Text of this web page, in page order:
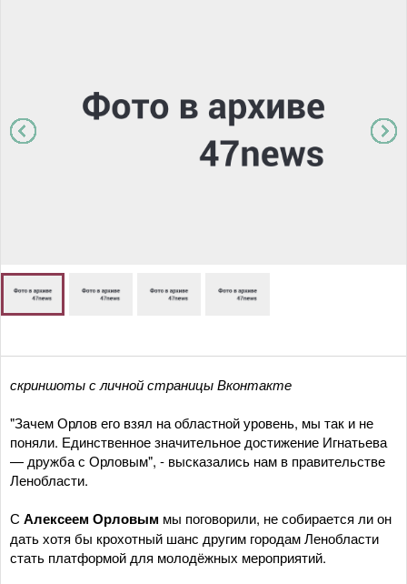
скриншоты с личной страницы Вконтакте
"Зачем Орлов его взял на областной уровень, мы так и не
поняли. Единственное значительное достижение Игнатьева
— дружба с Орловым", - высказались нам в правительстве
Ленобласти.
С Алексеем Орловым мы поговорили, не собирается ли он
дать хотя бы крохотный шанс другим городам Ленобласти
стать платформой для молодёжных мероприятий.